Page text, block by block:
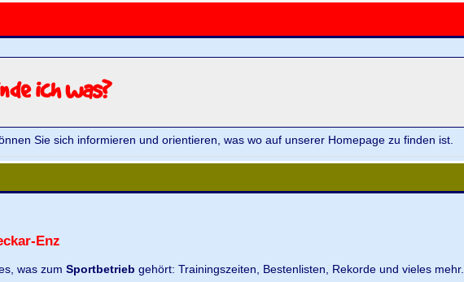
ich was?
Sie sich informieren und orientieren, was wo auf unserer Homepage zu finden ist.
Enz
was zumSportbetrieb gehört: Trainingszeiten, Bestenlisten, Rekorde und vieles mehr.